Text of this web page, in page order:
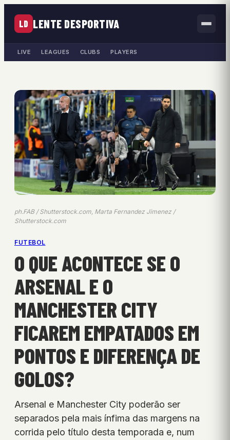
LD LENTE DESPORTIVA
LIVE LEAGUES CLUBS PLAYERS
ph.FAB / Shutterstock.com, Marta Fernandez Jimenez /
Shutterstock.com
FUTEBOL
O QUE ACONTECE SE O
ARSENAL E O
MANCHESTER CITY
FICAREM EMPATADOS EM
PONTOS E DIFERENÇA DE
GOLOS?
Arsenal e Manchester City poderão ser
separados pela mais ínfima das margens na
corrida pelo título desta temporada e, num